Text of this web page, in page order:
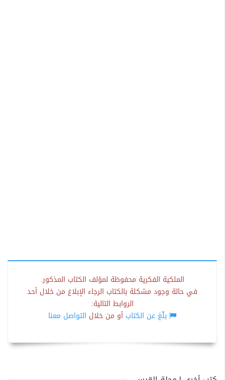
الملكية الفكرية محفوظة لمؤلف الكتاب المذكور.
في حالة وجود مشكلة بالكتاب الرجاء الإبلاغ من خلال أحد
الروابط التالية:
بلّغ عن الكتاب أو من خلال التواصل معنا